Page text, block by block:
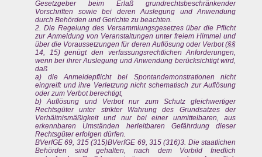
Gesetzgeber beim Erlaß grundrechtsbeschränkender
Vorschriften sowie bei deren Auslegung und Anwendung
durch Behörden und Gerichte zu beachten.
2. Die Regelung des Versammlungsgesetzes über die Pflicht
zur Anmeldung von Veranstaltungen unter freiem Himmel und
über die Voraussetzungen für deren Auflösung oder Verbot (§§
14, 15) genügt den verfassungsrechtlichen Anforderungen,
wenn bei ihrer Auslegung und Anwendung berücksichtigt wird,
daß
a) die Anmeldepflicht bei Spontandemonstrationen nicht
eingreift und ihre Verletzung nicht schematisch zur Auflösung
oder zum Verbot berechtigt,
b) Auflösung und Verbot nur zum Schutz gleichwertiger
Rechtsgüter unter strikter Wahrung des Grundsatzes der
Verhältnismäßigkeit und nur bei einer unmittelbaren, aus
erkennbaren Umständen herleitbaren Gefährdung dieser
Rechtsgüter erfolgen dürfen.
BVerfGE 69, 315 (315)BVerfGE 69, 315 (316)3. Die staatlichen
Behörden sind gehalten, nach dem Vorbild friedlich